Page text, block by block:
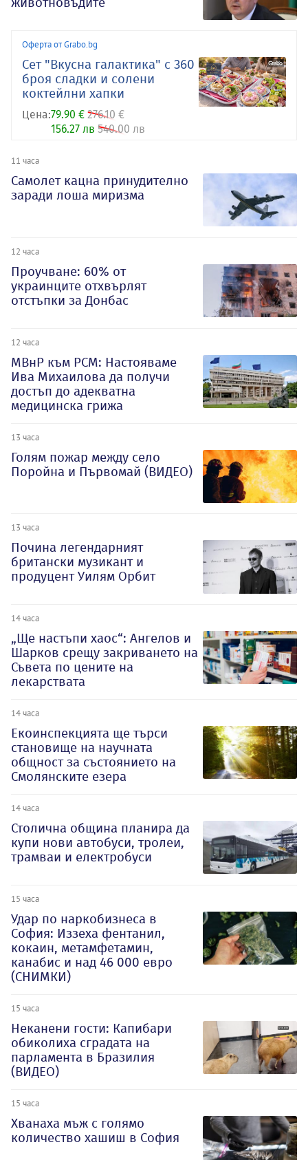
Оферта от Grabo.bg
Сет "Вкусна галактика" с 360
броя сладки и солени
коктейлни хапки
Цена:79.90 € 276.10 €
156.27 лв 540.00 лв
11 часа
Самолет кацна принудително
заради лоша миризма
12 часа
Проучване: 60% от
украинците отхвърлят
отстъпки за Донбас
12 часа
МВнР към РСМ: Настояваме
Ива Михаилова да получи
достъп до адекватна
медицинска грижа
13 часа
Голям пожар между село
Поройна и Първомай (ВИДЕО)
13 часа
Почина легендарният
британски музикант и
продуцент Уилям Орбит
14 часа
„Ще настъпи хаос“: Ангелов и
Шарков срещу закриването на
Съвета по цените на
лекарствата
14 часа
Екоинспекцията ще търси
становище на научната
общност за състоянието на
Смолянските езера
14 часа
Столична община планира да
купи нови автобуси, тролеи,
трамваи и електробуси
15 часа
Удар по наркобизнеса в
София: Иззеха фентанил,
кокаин, метамфетамин,
канабис и над 46 000 евро
(СНИМКИ)
15 часа
Неканени гости: Капибари
обиколиха сградата на
парламента в Бразилия
(ВИДЕО)
15 часа
Хванаха мъж с голямо
количество хашиш в София